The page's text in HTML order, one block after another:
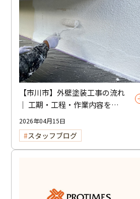
【市川市】外壁塗装工事の流れ
｜ 工期・工程・作業内容をわ
かりやすく解説
2026年04月15日
スタッフブログ